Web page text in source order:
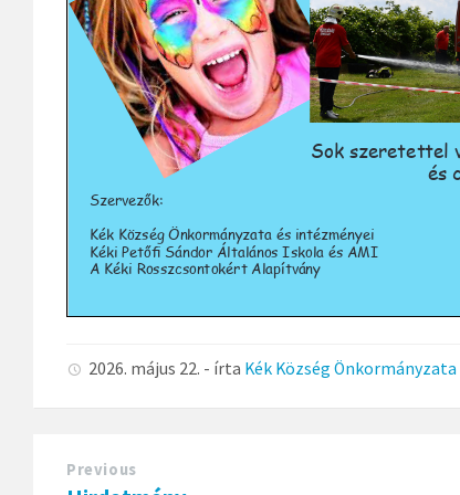
2026. május 22. - írta Kék Község Önkormányzata
Previous